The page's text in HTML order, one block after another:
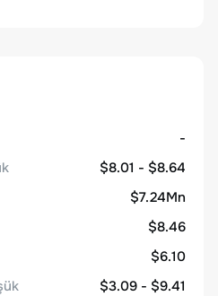
-
$8.01 - $8.64
$7.24Mn
$8.46
$6.10
$3.09 - $9.41